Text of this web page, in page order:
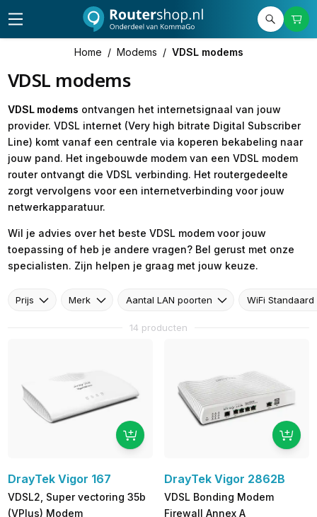
Home / Modems / VDSL modems
VDSL modems
VDSL modems ontvangen het internetsignaal van jouw
provider. VDSL internet (Very high bitrate Digital Subscriber
Line) komt vanaf een centrale via koperen bekabeling naar
jouw pand. Het ingebouwde modem van een VDSL modem
router ontvangt die VDSL verbinding. Het routergedeelte
zorgt vervolgens voor een internetverbinding voor jouw
netwerkapparatuur.
Wil je advies over het beste VDSL modem voor jouw
toepassing of heb je andere vragen? Bel gerust met onze
specialisten. Zijn helpen je graag met jouw keuze.
Prijs Merk Aantal LAN poorten WiFi Standaard
14 producten
DrayTek Vigor 167
VDSL2, Super vectoring 35b
(VPlus) Modem
DrayTek Vigor 2862B
VDSL Bonding Modem
Firewall Annex A